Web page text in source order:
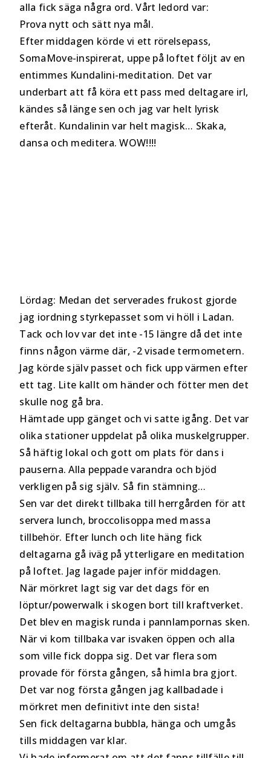
alla fick säga några ord. Vårt ledord var:
Prova nytt och sätt nya mål.
Efter middagen körde vi ett rörelsepass,
SomaMove-inspirerat, uppe på loftet följt av en
entimmes Kundalini-meditation. Det var
underbart att få köra ett pass med deltagare irl,
kändes så länge sen och jag var helt lyrisk
efteråt. Kundalinin var helt magisk… Skaka,
dansa och meditera. WOW!!!!
Lördag: Medan det serverades frukost gjorde
jag iordning styrkepasset som vi höll i Ladan.
Tack och lov var det inte -15 längre då det inte
finns någon värme där, -2 visade termometern.
Jag körde själv passet och fick upp värmen efter
ett tag. Lite kallt om händer och fötter men det
skulle nog gå bra.
Hämtade upp gänget och vi satte igång. Det var
olika stationer uppdelat på olika muskelgrupper.
Så häftig lokal och gott om plats för dans i
pauserna. Alla peppade varandra och bjöd
verkligen på sig själv. Så fin stämning…
Sen var det direkt tillbaka till herrgården för att
servera lunch, broccolisoppa med massa
tillbehör. Efter lunch och lite häng fick
deltagarna gå iväg på ytterligare en meditation
på loftet. Jag lagade pajer inför middagen.
När mörkret lagt sig var det dags för en
löptur/powerwalk i skogen bort till kraftverket.
Det blev en magisk runda i pannlampornas sken.
När vi kom tillbaka var isvaken öppen och alla
som ville fick doppa sig. Det var flera som
provade för första gången, så himla bra gjort.
Det var nog första gången jag kallbadade i
mörkret men definitivt inte den sista!
Sen fick deltagarna bubbla, hänga och umgås
tills middagen var klar.